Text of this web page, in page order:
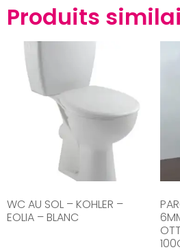
Produits
WC AU SOL – KOHLER –
EOLIA – BLANC